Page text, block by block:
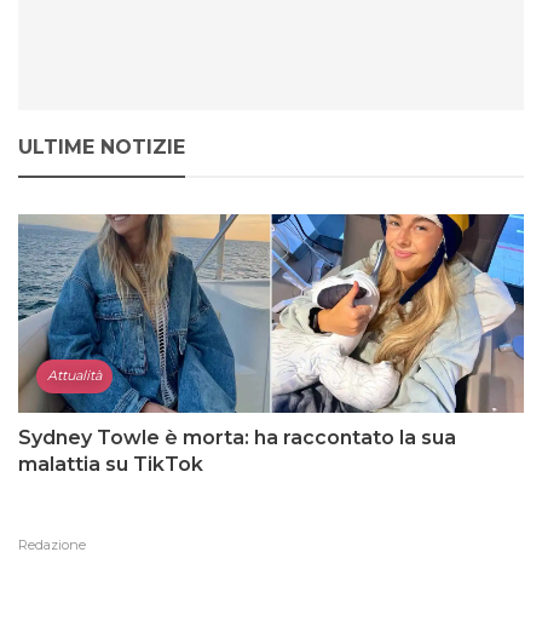
ULTIME NOTIZIE
Attualità
Sydney Towle è morta: ha raccontato la sua
malattia su TikTok
Redazione